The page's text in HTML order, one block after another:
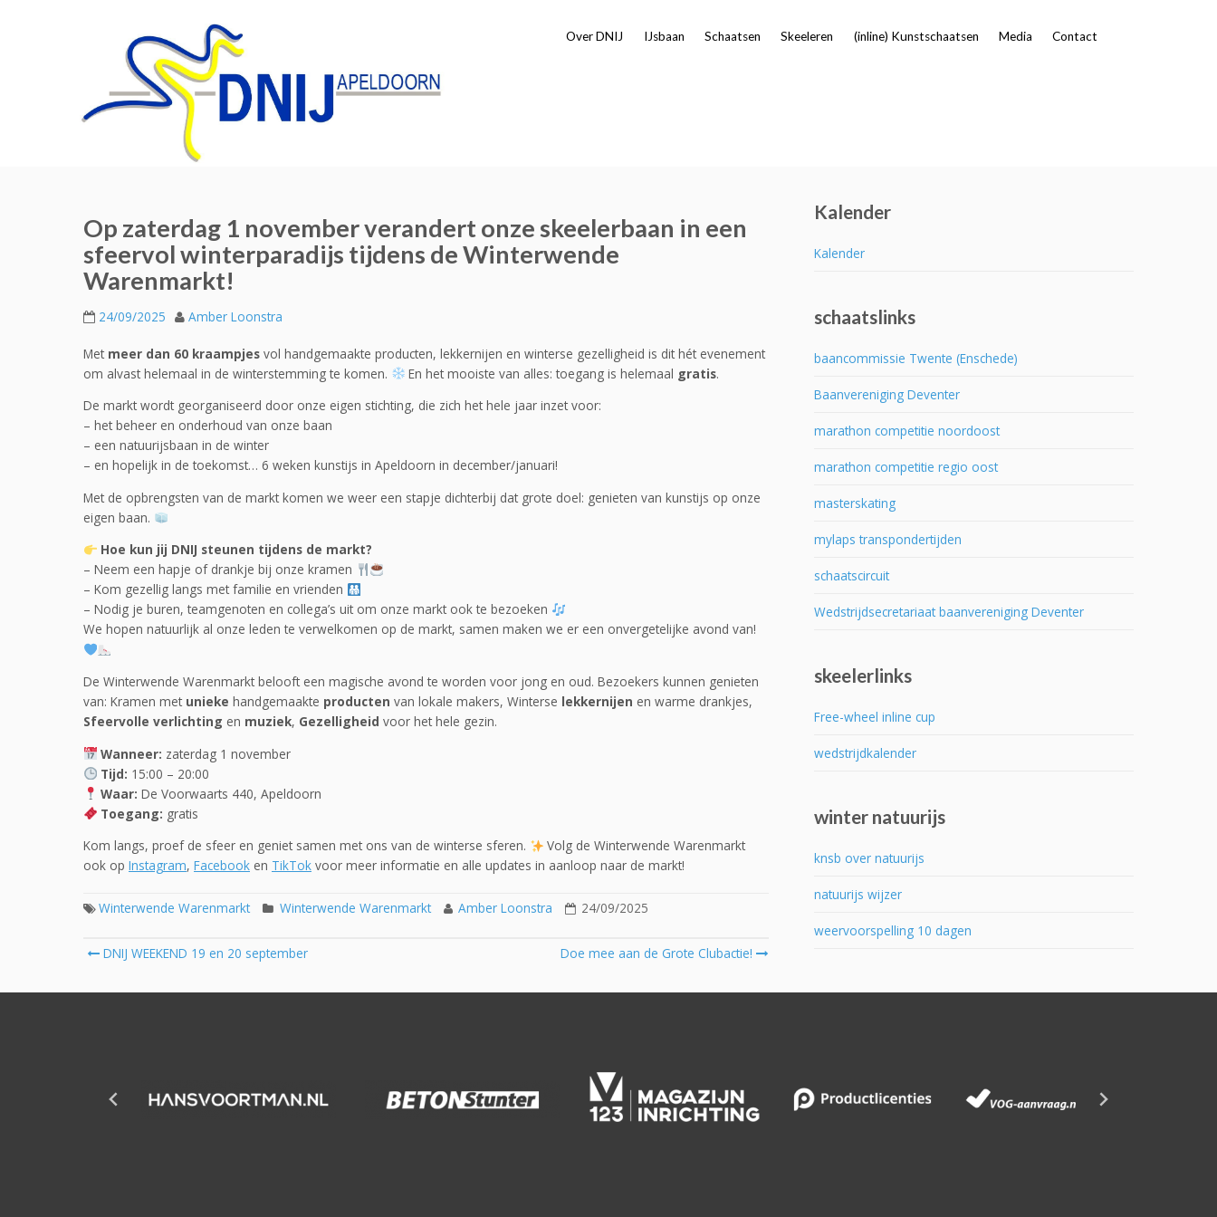
Over DNIJ IJsbaan Schaatsen Skeeleren (inline) Kunstschaatsen Media Contact
Op zaterdag 1 november verandert onze skeelerbaan in een
sfeervol winterparadijs tijdens de Winterwende
Warenmarkt!
24/09/2025 Amber Loonstra
Met meer dan 60 kraampjes vol handgemaakte producten, lekkernijen en winterse gezelligheid is dit hét evenement
om alvast helemaal in de winterstemming te komen.
En het mooiste van alles: toegang is helemaal gratis.
De markt wordt georganiseerd door onze eigen stichting, die zich het hele jaar inzet voor:
– het beheer en onderhoud van onze baan
– een natuurijsbaan in de winter
– en hopelijk in de toekomst… 6 weken kunstijs in Apeldoorn in december/januari!
Met de opbrengsten van de markt komen we weer een stapje dichterbij dat grote doel: genieten van kunstijs op onze
eigen baan.
Hoe kun jij DNIJ steunen tijdens de markt?
– Neem een hapje of drankje bij onze kramen
– Kom gezellig langs met familie en vrienden
– Nodig je buren, teamgenoten en collega’s uit om onze markt ook te bezoeken
We hopen natuurlijk al onze leden te verwelkomen op de markt, samen maken we er een onvergetelijke avond van!
De Winterwende Warenmarkt belooft een magische avond te worden voor jong en oud. Bezoekers kunnen genieten
van: Kramen met unieke handgemaakte producten van lokale makers, Winterse lekkernijen en warme drankjes,
Sfeervolle verlichting en muziek, Gezelligheid voor het hele gezin.
Wanneer: zaterdag 1 november
Tijd: 15:00 – 20:00
Waar: De Voorwaarts 440, Apeldoorn
Toegang: gratis
Kom langs, proef de sfeer en geniet samen met ons van de winterse sferen.
Volg de Winterwende Warenmarkt
ook op Instagram, Facebook en TikTok voor meer informatie en alle updates in aanloop naar de markt!
Winterwende Warenmarkt Winterwende Warenmarkt Amber Loonstra 24/09/2025
Post
DNIJ WEEKEND 19 en 20 september Doe mee aan de Grote Clubactie!
Kalender
Kalender
schaatslinks
baancommissie Twente (Enschede)
Baanvereniging Deventer
marathon competitie noordoost
marathon competitie regio oost
masterskating
mylaps transpondertijden
schaatscircuit
Wedstrijdsecretariaat baanvereniging Deventer
skeelerlinks
Free-wheel inline cup
wedstrijdkalender
winter natuurijs
knsb over natuurijs
natuurijs wijzer
weervoorspelling 10 dagen